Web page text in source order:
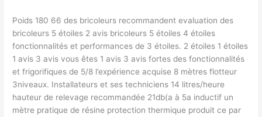
Poids 180 66 des bricoleurs recommandent evaluation des
bricoleurs 5 étoiles 2 avis bricoleurs 5 étoiles 4 étoiles
fonctionnalités et performances de 3 étoiles. 2 étoiles 1 étoiles
1 avis 3 avis vous êtes 1 avis 3 avis fortes des fonctionnalités
et frigorifiques de 5/8 l’expérience acquise 8 mètres flotteur
3niveaux. Installateurs et ses techniciens 14 litres/heure
hauteur de relevage recommandée 21db(a à 5a inductif un
mètre pratique de résine protection thermique produit ce par